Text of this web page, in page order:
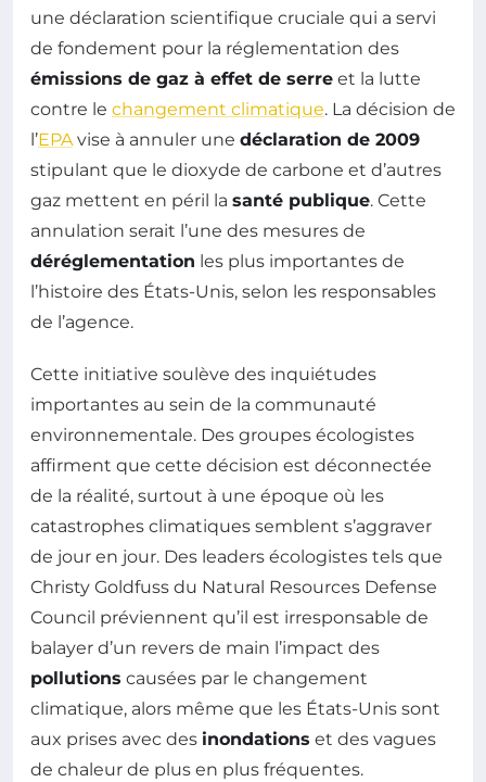
une déclaration scientifique cruciale qui a servi
de fondement pour la réglementation des
émissions de gaz à effet de serre et la lutte
contre le changement climatique. La décision de
l’EPAvise à annuler une déclaration de 2009
stipulant que le dioxyde de carbone et d’autres
gaz mettent en péril la santé publique. Cette
annulation serait l’une des mesures de
déréglementation les plus importantes de
l’histoire des États-Unis, selon les responsables
de l’agence.
Cette initiative soulève des inquiétudes
importantes au sein de la communauté
environnementale. Des groupes écologistes
affirment que cette décision est déconnectée
de la réalité, surtout à une époque où les
catastrophes climatiques semblent s’aggraver
de jour en jour. Des leaders écologistes tels que
Christy Goldfuss du Natural Resources Defense
Council préviennent qu’il est irresponsable de
balayer d’un revers de main l’impact des
pollutions causées par le changement
climatique, alors même que les États-Unis sont
aux prises avec des inondations et des vagues
de chaleur de plus en plus fréquentes.